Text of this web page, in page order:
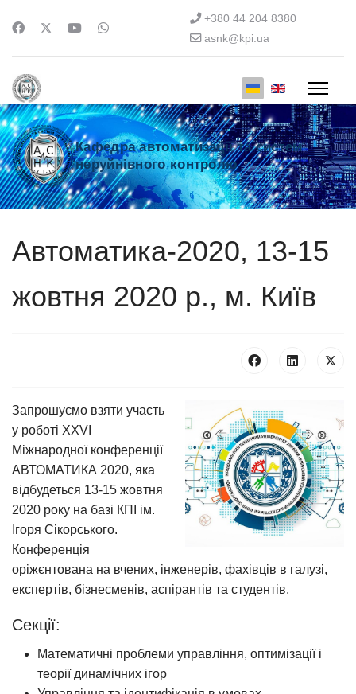
+380 44 204 8380
asnk@kpi.ua
Кафедра автоматизації та систем
неруйнівного контролю
Автоматика-2020, 13-15
жовтня 2020 р., м. Київ
Запрошуємо взяти участь
у роботі XXVI
Міжнародної конференції
АВТОМАТИКА 2020, яка
відбудеться 13-15 жовтня
2020 року на базі КПІ ім.
Ігоря Сікорського.
Конференція
оріжєнтована на вчених, інженерів, фахівців в галузі,
експертів, бізнесменів, аспірантів та студентів.
Секції:
Математичні проблеми управління, оптимізації і
теорії динамічних ігор